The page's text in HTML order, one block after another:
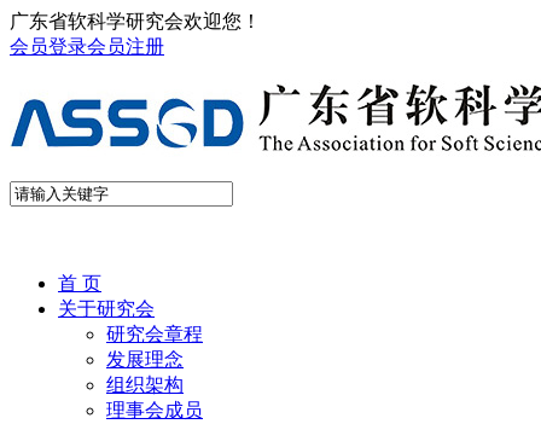
广东省软科学研究会欢迎您！
会员登录会员注册
首 页
关于研究会
研究会章程
发展理念
组织架构
理事会成员